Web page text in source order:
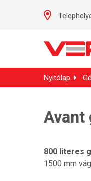
Nyitólap
Avant
800 literes
1500 mm